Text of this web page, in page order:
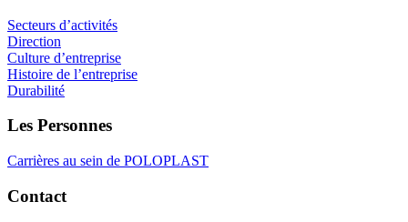
Secteurs d’activités
Direction
Culture d’entreprise
Histoire de l’entreprise
Durabilité
Les Personnes
Carrières au sein de POLOPLAST
Contact